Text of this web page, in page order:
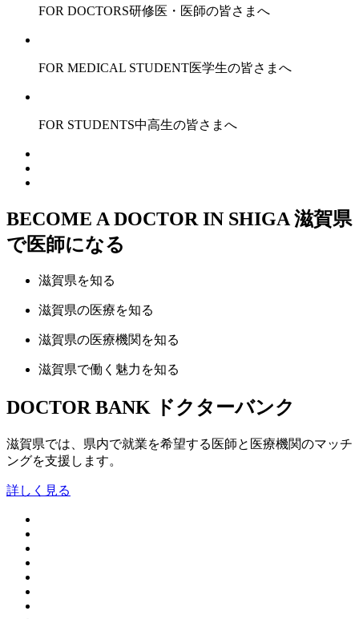
FOR DOCTORS研修医・医師の皆さまへ
FOR MEDICAL STUDENT医学生の皆さまへ
FOR STUDENTS中高生の皆さまへ
BECOME A DOCTOR IN SHIGA 滋賀県
で医師になる
滋賀県を知る
滋賀県の医療を知る
滋賀県の医療機関 を知る
滋賀県で働く魅力 を知る
DOCTOR BANK ドクターバンク
滋賀県では、県内で就業を希望する医師と医療機関のマッチ
ングを支援します。
詳しく見る